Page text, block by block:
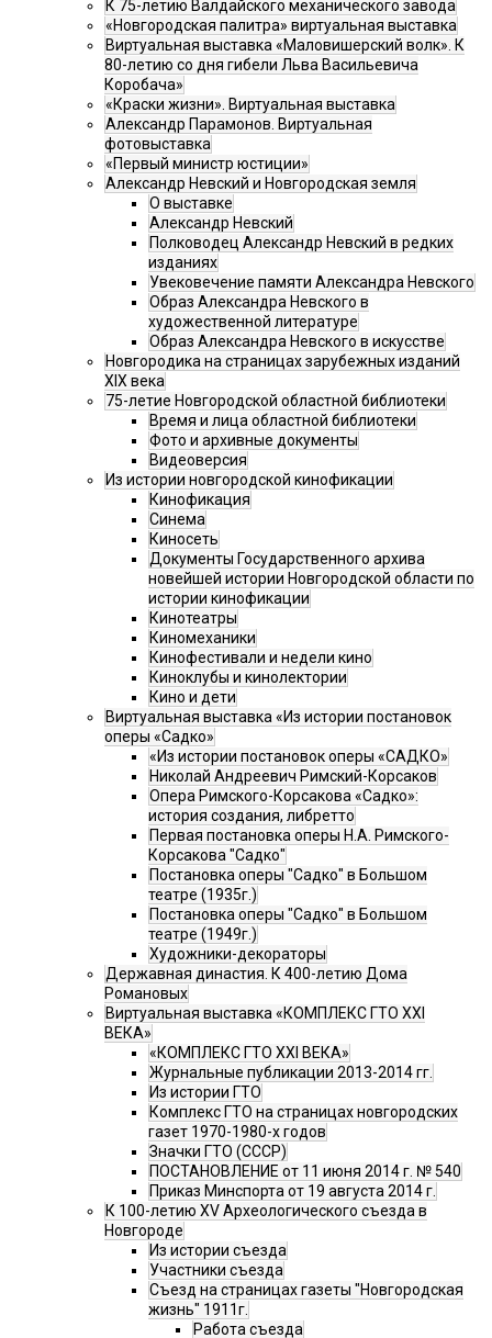
К 75-летию Валдайского механического завода
«Новгородская палитра» виртуальная выставка
Виртуальная выставка «Маловишерский волк». К
80-летию со дня гибели Льва Васильевича
Коробача»
«Краски жизни». Виртуальная выставка
Александр Парамонов. Виртуальная
фотовыставка
«Первый министр юстиции»
Александр Невский и Новгородская земля
О выставке
Александр Невский
Полководец Александр Невский в редких
изданиях
Увековечение памяти Александра Невского
Образ Александра Невского в
художественной литературе
Образ Александра Невского в искусстве
Новгородика на страницах зарубежных изданий
XIX века
75-летие Новгородской областной библиотеки
Время и лица областной библиотеки
Фото и архивные документы
Видеоверсия
Из истории новгородской кинофикации
Кинофикация
Синема
Киносеть
Документы Государственного архива
новейшей истории Новгородской области по
истории кинофикации
Кинотеатры
Киномеханики
Кинофестивали и недели кино
Киноклубы и кинолектории
Кино и дети
Виртуальная выставка «Из истории постановок
оперы «Садко»
«Из истории постановок оперы «САДКО»
Николай Андреевич Римский-Корсаков
Опера Римского-Корсакова «Садко»:
история создания, либретто
Первая постановка оперы Н.А. Римского-
Корсакова "Садко"
Постановка оперы "Садко" в Большом
театре (1935г.)
Постановка оперы "Садко" в Большом
театре (1949г.)
Художники-декораторы
Державная династия. К 400-летию Дома
Романовых
Виртуальная выставка «КОМПЛЕКС ГТО XXI
ВЕКА»
«КОМПЛЕКС ГТО XXI ВЕКА»
Журнальные публикации 2013-2014 гг.
Из истории ГТО
Комплекс ГТО на страницах новгородских
газет 1970-1980-х годов
Значки ГТО (СССР)
ПОСТАНОВЛЕНИЕ от 11 июня 2014 г. № 540
Приказ Минспорта от 19 августа 2014 г.
К 100-летию XV Археологического съезда в
Новгороде
Из истории съезда
Участники съезда
Cъезд на страницах газеты "Новгородская
жизнь" 1911г.
Работа съезда